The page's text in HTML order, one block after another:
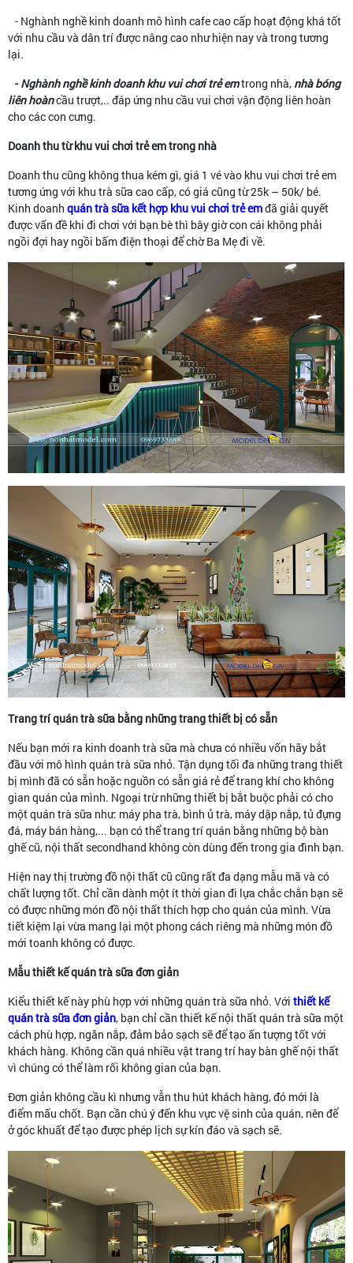
- Nghành nghề kinh doanh mô hình cafe cao cấp hoạt động khá tốt
với nhu cầu và dân trí được nâng cao như hiện nay và trong tương
lại.
-Nghành nghề kinh doanh khu vui chơi trẻ emtrong nhà, nhà bóng
liên hoàncầu trượt,.. đáp ứng nhu cầu vui chơi vận động liên hoàn
cho các con cưng.
Doanh thu từ khu vui chơi trẻ em trong nhà
Doanh thu cũng không thua kém gì, giá 1 vé vào khu vui chơi trẻ em
tương ứng với khu trà sữa cao cấp, có giá cũng từ 25k – 50k/ bé.
Kinh doanh quán trà sữa kết hợp khu vui chơi trẻ emđã giải quyết
được vấn đề khi đi chơi với bạn bè thì bây giờ con cái không phải
ngồi đợi hay ngồi bấm điện thoại để chờ Ba Mẹ đi về.
Trang trí quán trà sữa bằng những trang thiết bị có sẵn
Nếu bạn mới ra kinh doanh trà sữa mà chưa có nhiều vốn hãy bắt
đầu với mô hình quán trà sữa nhỏ. Tận dụng tối đa những trang thiết
bị mình đã có sẵn hoặc nguồn có sẵn giá rẻ để trang khí cho không
gian quán của mình. Ngoại trừ những thiết bị bắt buộc phải có cho
một quán trà sữa như: máy pha trà, bình ủ trà, máy dập nắp, tủ đựng
đá, máy bán hàng,... bạn có thể trang trí quán bằng những bộ bàn
ghế cũ, nội thất secondhand không còn dùng đến trong gia đình bạn.
Hiện nay thị trường đồ nội thất cũ cũng rất đa dạng mẫu mã và có
chất lượng tốt. Chỉ cần dành một ít thời gian đi lựa chắc chắn bạn sẽ
có được những món đồ nội thất thích hợp cho quán của mình. Vừa
tiết kiệm lại vừa mang lại một phong cách riêng mà những món đồ
mới toanh không có được.
Mẫu thiết kế quán trà sữa đơn giản
Kiểu thiết kế này phù hợp với những quán trà sữa nhỏ. Với thiết kế
quán trà sữa đơn giản, bạn chỉ cần thiết kế nội thất quán trà sữa một
cách phù hợp, ngăn nắp, đảm bảo sạch sẽ để tạo ấn tượng tốt với
khách hàng. Không cần quá nhiều vật trang trí hay bàn ghế nội thất
vì chúng có thể làm rối không gian của bạn.
Đơn giản không cầu kì nhưng vẫn thu hút khách hàng, đó mới là
điểm mấu chốt. Bạn cần chú ý đến khu vực vệ sinh của quán, nên để
ở góc khuất để tạo được phép lịch sự kín đáo và sạch sẽ.